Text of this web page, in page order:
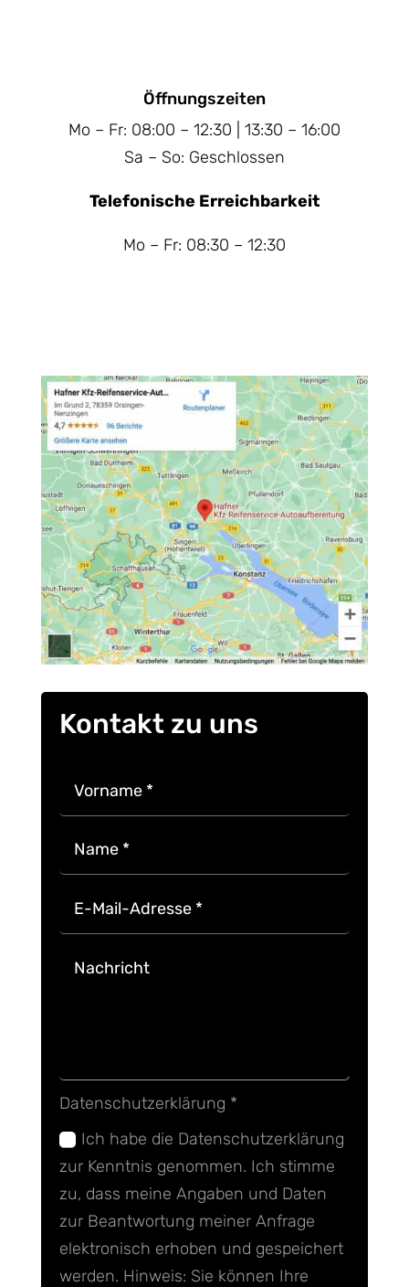
Öffnungszeiten
Mo – Fr: 08:00 – 12:30 | 13:30 – 16:00
Sa – So: Geschlossen
Telefonische Erreichbarkeit
Mo – Fr: 08:30 – 12:30
Kontakt zu uns
Datenschutzerklärung *
Ich habe die Datenschutzerklärung
zur Kenntnis genommen. Ich stimme
zu, dass meine Angaben und Daten
zur Beantwortung meiner Anfrage
elektronisch erhoben und gespeichert
werden. Hinweis: Sie können Ihre